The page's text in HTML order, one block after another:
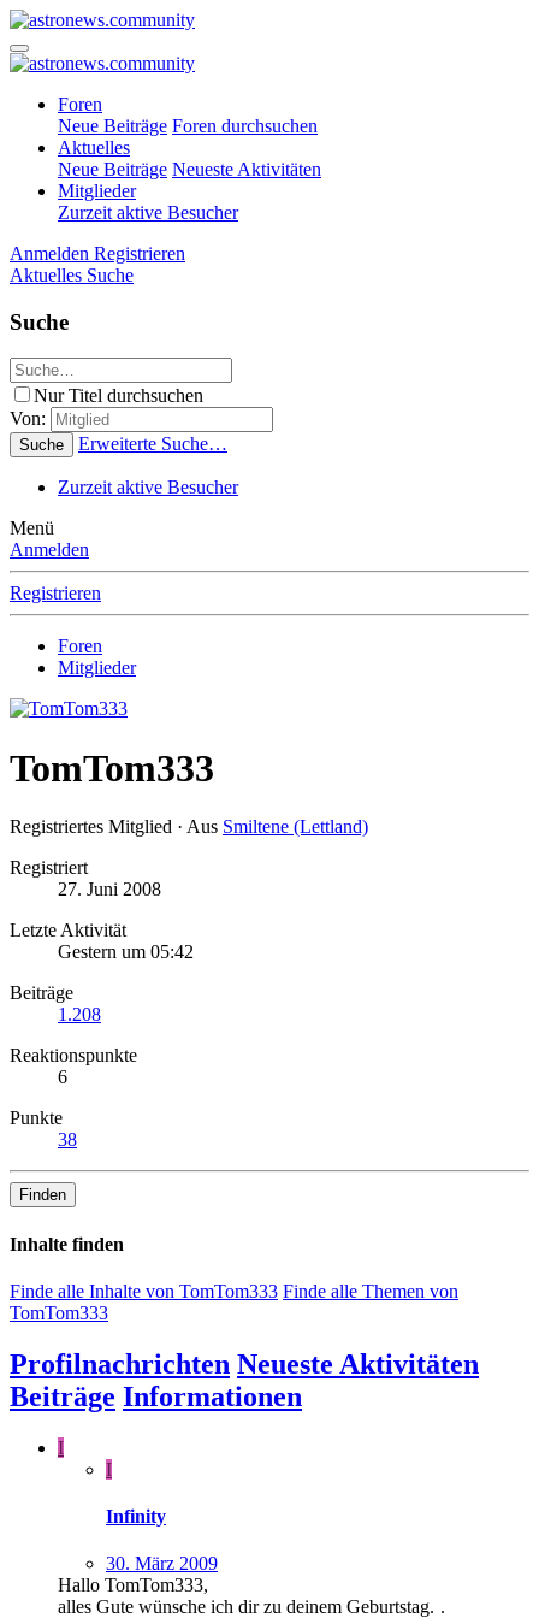
Foren
Neue Beiträge Foren durchsuchen
Aktuelles
Neue Beiträge Neueste Aktivitäten
Mitglieder
Zurzeit aktive Besucher
Anmelden Registrieren
Aktuelles Suche
Suche
Nur Titel durchsuchen
Von:
Suche Erweiterte Suche…
Zurzeit aktive Besucher
Menü
Anmelden
Registrieren
Foren
Mitglieder
TomTom333
Registriertes Mitglied · Aus Smiltene (Lettland)
Registriert
27. Juni 2008
Letzte Aktivität
Gestern um 05:42
Beiträge
1.208
Reaktionspunkte
6
Punkte
38
Finden
Inhalte finden
Finde alle Inhalte von TomTom333 Finde alle Themen von
TomTom333
Profilnachrichten Neueste Aktivitäten
Beiträge Informationen
I
I
Infinity
30. März 2009
Hallo TomTom333,
alles Gute wünsche ich dir zu deinem Geburtstag. .